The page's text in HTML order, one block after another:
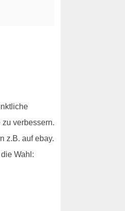
verbessern.
z.B. auf ebay.
Wahl: